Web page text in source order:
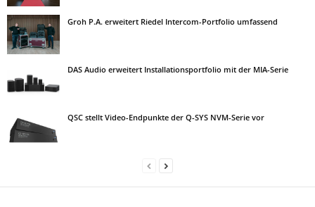
Groh P.A. erweitert Riedel Intercom-Portfolio umfassend
DAS Audio erweitert Installationsportfolio mit der MIA-Serie
QSC stellt Video-Endpunkte der Q-SYS NVM-Serie vor